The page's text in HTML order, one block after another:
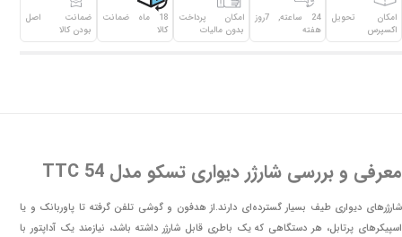
امکان تحویل
اکسپرس
24 ساعته, 7روز
هفته
امکان پرداخت
بدون مالیات
18 ماه ضمانت
کالا
ضمانت اصل
بودن کالا
معرفی و بررسی شارژر دیواری تسکو مدل TTC 54
شارژرهای دیواری طیف بسیار گسترده‌ای دارند.از هدفون و گوشی تلفن گرفته تا پاوربانک و یا
اسپیکرهای پرتابل، هر دستگاهی که یک باطری قابل شارژر داشته باشد، نیازمند یک آداپتور با